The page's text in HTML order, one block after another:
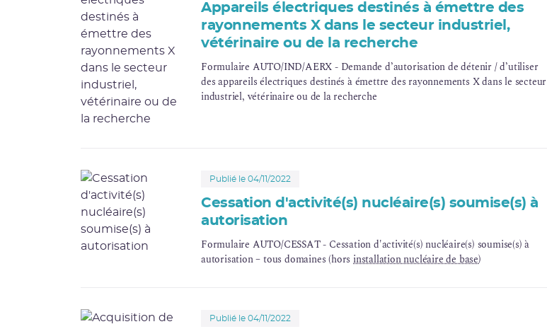
Appareils électriques destinés à émettre des
rayonnements X dans le secteur industriel,
vétérinaire ou de la recherche
Formulaire AUTO/IND/AERX - Demande d’autorisation de détenir / d’utiliser
des appareils électriques destinés à émettre des rayonnements X dans le secteur
industriel, vétérinaire ou de la recherche
Publié le 04/11/2022
Cessation d'activité(s) nucléaire(s) soumise(s) à
autorisation
Formulaire AUTO/CESSAT - Cessation d'activité(s) nucléaire(s) soumise(s) à
autorisation – tous domaines (hors installation nucléaire de base)
Publié le 04/11/2022